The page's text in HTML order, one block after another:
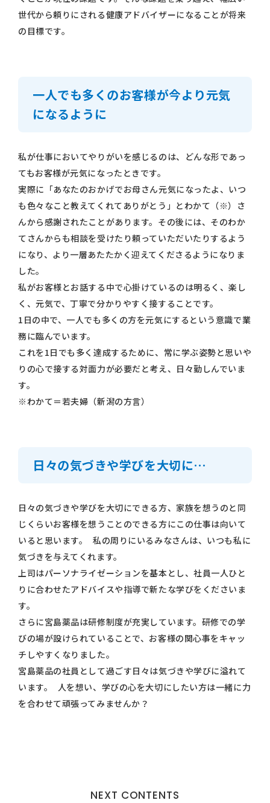
世代から頼りにされる健康アドバイザーになることが将来
の目標です。
一人でも多くのお客様が今より元気
になるように
私が仕事においてやりがいを感じるのは、どんな形であっ
てもお客様が元気になったときです。
実際に「あなたのおかげでお母さん元気になったよ、いつ
も色々なこと教えてくれてありがとう」とわかて（※）さ
んから感謝されたことがあります。その後には、そのわか
てさんからも相談を受けたり頼っていただいたりするよう
になり、より一層あたたかく迎えてくださるようになりま
した。
私がお客様とお話する中で心掛けているのは明るく、楽し
く、元気で、丁寧で分かりやすく接することです。
1日の中で、一人でも多くの方を元気にするという意識で業
務に臨んでいます。
これを1日でも多く達成するために、常に学ぶ姿勢と思いや
りの心で接する対面力が必要だと考え、日々勤しんでいま
す。
※わかて＝若夫婦（新潟の方言）
日々の気づきや学びを大切に…
日々の気づきや学びを大切にできる方、家族を想うのと同
じくらいお客様を想うことのできる方にこの仕事は向いて
いると思います。 私の周りにいるみなさんは、いつも私に
気づきを与えてくれます。
上司はパーソナライゼーションを基本とし、社員一人ひと
りに合わせたアドバイスや指導で新たな学びをくださいま
す。
さらに宮島薬品は研修制度が充実しています。研修での学
びの場が設けられていることで、お客様の関心事をキャッ
チしやすくなりました。
宮島薬品の社員として過ごす日々は気づきや学びに溢れて
います。 人を想い、学びの心を大切にしたい方は一緒に力
を合わせて頑張ってみませんか？
NEXT CONTENTS